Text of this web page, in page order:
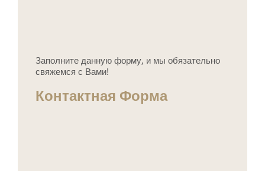
Заполните данную форму, и мы обязательно
свяжемся с Вами!
Контактная Форма